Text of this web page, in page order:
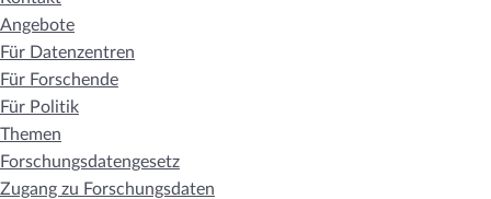
Angebote
Für Datenzentren
Für Forschende
Für Politik
Themen
Forschungsdatengesetz
Zugang zu Forschungsdaten